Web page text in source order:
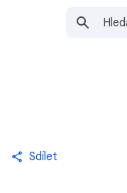
Sdílet